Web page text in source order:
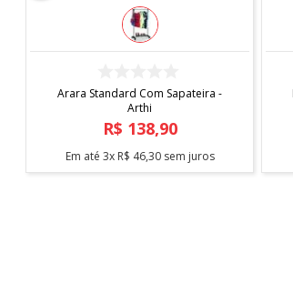
Capa de Cadeira Malha
Estampada
R$ 19,90
Em até 1x R$ 19,90sem juros